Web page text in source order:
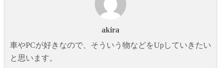
akira
車やPCが好きなので、そういう物などをUpしていきたい
と思います。